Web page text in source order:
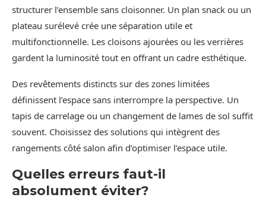
structurer l’ensemble sans cloisonner. Un plan snack ou un
plateau surélevé crée une séparation utile et
multifonctionnelle. Les cloisons ajourées ou les verrières
gardent la luminosité tout en offrant un cadre esthétique.
Des revêtements distincts sur des zones limitées
définissent l’espace sans interrompre la perspective. Un
tapis de carrelage ou un changement de lames de sol suffit
souvent. Choisissez des solutions qui intègrent des
rangements côté salon afin d’optimiser l’espace utile.
Quelles erreurs faut-il
absolument éviter?